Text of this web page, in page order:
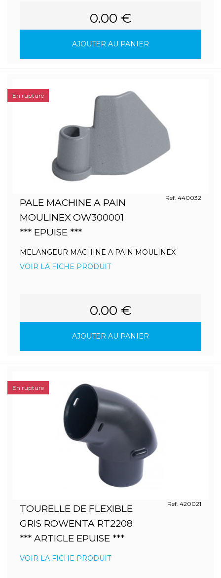
0.00 €
AJOUTER AU PANIER
PALE MACHINE A PAIN
MOULINEX OW300001
*** EPUISE ***
Ref. 440032
MELANGEUR MACHINE A PAIN MOULINEX
VOIR LA FICHE PRODUIT
0.00 €
AJOUTER AU PANIER
En rupture
TOURELLE DE FLEXIBLE
GRIS ROWENTA RT2208
*** ARTICLE EPUISE ***
Ref. 420021
VOIR LA FICHE PRODUIT
En rupture